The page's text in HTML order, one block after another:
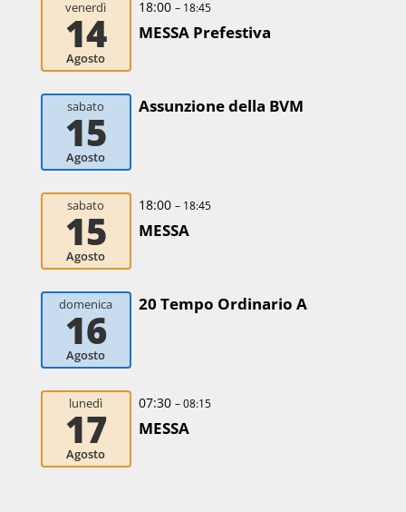
venerdì
14
Agosto
18:00 – 18:45
MESSA Prefestiva
sabato
15
Agosto
Assunzione della BVM
sabato
15
Agosto
18:00 – 18:45
MESSA
domenica
16
Agosto
20 Tempo Ordinario A
lunedì
17
Agosto
07:30 – 08:15
MESSA